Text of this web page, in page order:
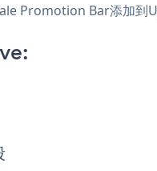
Promotion Bar添加到